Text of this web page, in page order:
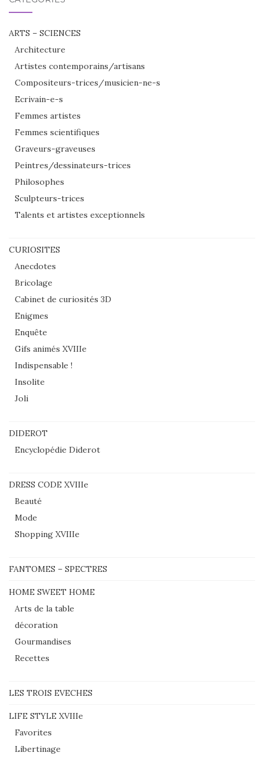
ARTS – SCIENCES
Architecture
Artistes contemporains/artisans
Compositeurs-trices/musicien-ne-s
Ecrivain-e-s
Femmes artistes
Femmes scientifiques
Graveurs-graveuses
Peintres/dessinateurs-trices
Philosophes
Sculpteurs-trices
Talents et artistes exceptionnels
CURIOSITES
Anecdotes
Bricolage
Cabinet de curiosités 3D
Enigmes
Enquête
Gifs animés XVIIIe
Indispensable !
Insolite
Joli
DIDEROT
Encyclopédie Diderot
DRESS CODE XVIIIe
Beauté
Mode
Shopping XVIIIe
FANTOMES – SPECTRES
HOME SWEET HOME
Arts de la table
décoration
Gourmandises
Recettes
LES TROIS EVECHES
LIFE STYLE XVIIIe
Favorites
Libertinage